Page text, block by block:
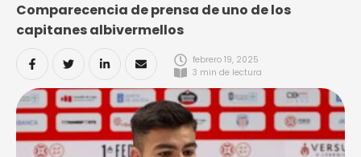
Comparecencia de prensa de uno de los
capitanes albivermellos
febrero 19, 2025
3 min de lectura